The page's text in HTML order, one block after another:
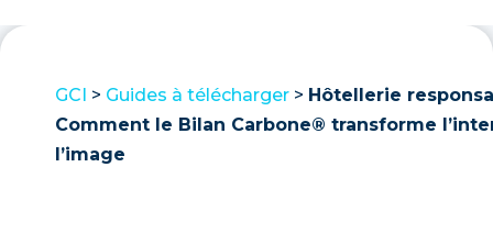
GCI > Guides à télécharger > Hôtellerie
Comment le Bilan Carbone® transforme
l’image